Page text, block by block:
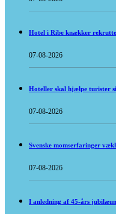
Hotel i Ribe knækker
07-08-2026
Hoteller skal hjælpe turister
07-08-2026
Svenske momserfaringer
07-08-2026
I anledning af 45-års